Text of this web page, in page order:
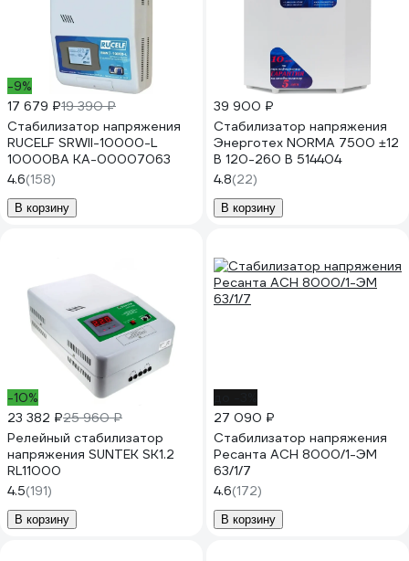
-9%
17 679 ₽19 390 ₽
Стабилизатор напряжения
RUCELF SRWII-10000-L
10000ВА КА-00007063
4.6(158)
В корзину
39 900 ₽
Стабилизатор напряжения
Энерготех NORMA 7500 ±12
В 120-260 В 514404
4.8(22)
В корзину
-10%
23 382 ₽25 960 ₽
Релейный стабилизатор
напряжения SUNTEK SK1.2
RL11000
4.5(191)
В корзину
27 090 ₽
Стабилизатор напряжения
Ресанта АСН 8000/1-ЭМ
63/1/7
4.6(172)
В корзину